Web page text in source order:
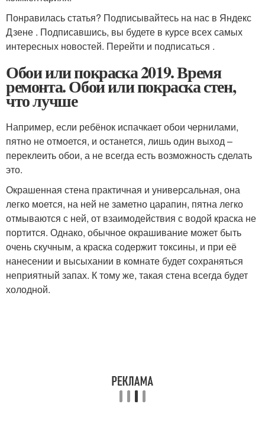
Понравилась статья? Подписывайтесь на нас в Яндекс
Дзене . Подписавшись, вы будете в курсе всех самых
интересных новостей. Перейти и подписаться .
Обои или покраска 2019. Время
ремонта. Обои или покраска стен,
что лучше
Например, если ребёнок испачкает обои чернилами,
пятно не отмоется, и останется, лишь один выход –
переклеить обои, а не всегда есть возможность сделать
это.
Окрашенная стена практичная и универсальная, она
легко моется, на ней не заметно царапин, пятна легко
отмываются с ней, от взаимодействия с водой краска не
портится. Однако, обычное окрашивание может быть
очень скучным, а краска содержит токсины, и при её
нанесении и высыхании в комнате будет сохраняться
неприятный запах. К тому же, такая стена всегда будет
холодной.